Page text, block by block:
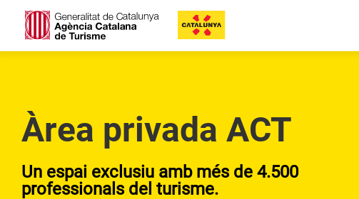
Àrea privada ACT
Un espai exclusiu amb més de 4.500
professionals del turisme.